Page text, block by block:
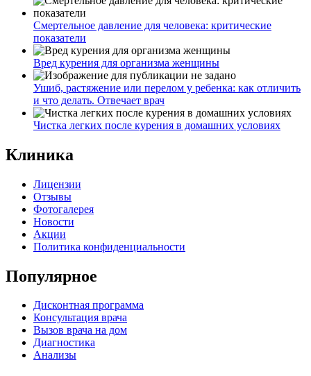
Смертельное давление для человека: критические
показатели
Вред курения для организма женщины
Ушиб, растяжение или перелом у ребенка: как отличить
и что делать. Отвечает врач
Чистка легких после курения в домашних условиях
Клиника
Лицензии
Отзывы
Фотогалерея
Новости
Акции
Политика конфиденциальности
Популярное
Дисконтная программа
Консультация врача
Вызов врача на дом
Диагностика
Анализы